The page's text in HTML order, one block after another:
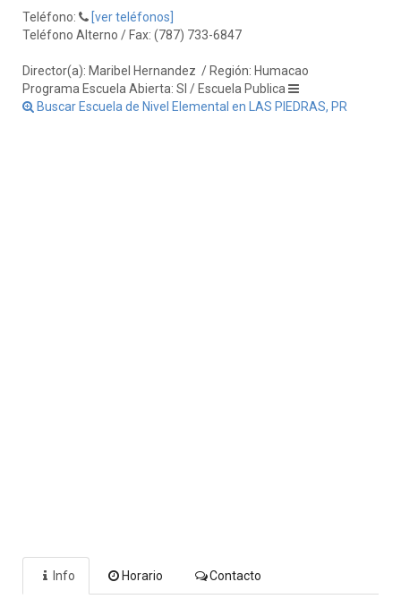
Teléfono:
[ver teléfonos]
Teléfono Alterno / Fax: (787) 733-6847
Director(a): Maribel Hernandez / Región: Humacao
Programa Escuela Abierta: SI / Escuela Publica
Buscar Escuela de Nivel Elemental en LAS PIEDRAS, PR
Info Horario Contacto